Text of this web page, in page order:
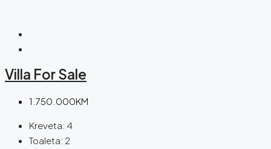
Villa For Sale
1.750.000KM
Kreveta: 4
Toaleta: 2